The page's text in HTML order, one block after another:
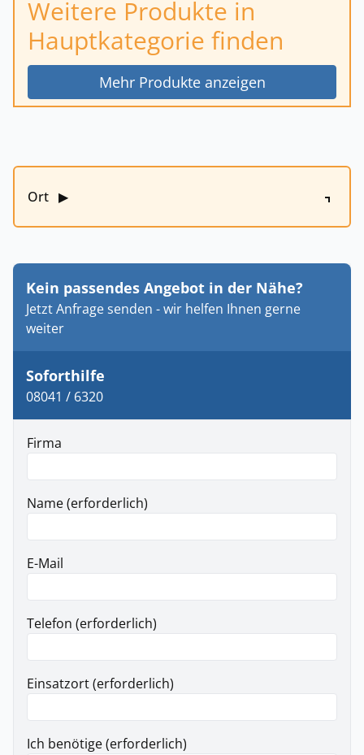
Weitere Produkte in
Hauptkategorie finden
Mehr Produkte anzeigen
Ort ▶
Kein passendes Angebot in der Nähe?
Jetzt Anfrage senden - wir helfen Ihnen gerne
weiter
Soforthilfe
08041 / 6320
Firma
Name (erforderlich)
E-Mail
Telefon (erforderlich)
Einsatzort (erforderlich)
Ich benötige (erforderlich)